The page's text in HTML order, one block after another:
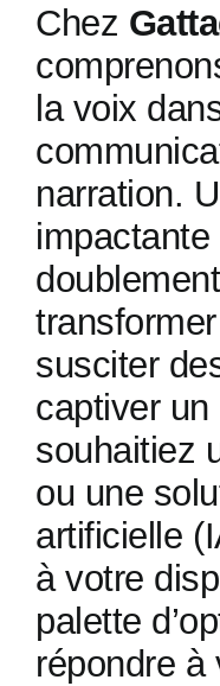
Chez
la voix
narration.
impactante
susciter
captiver
souhaitiez
ou une
artificielle
à votre
palette
répondre à